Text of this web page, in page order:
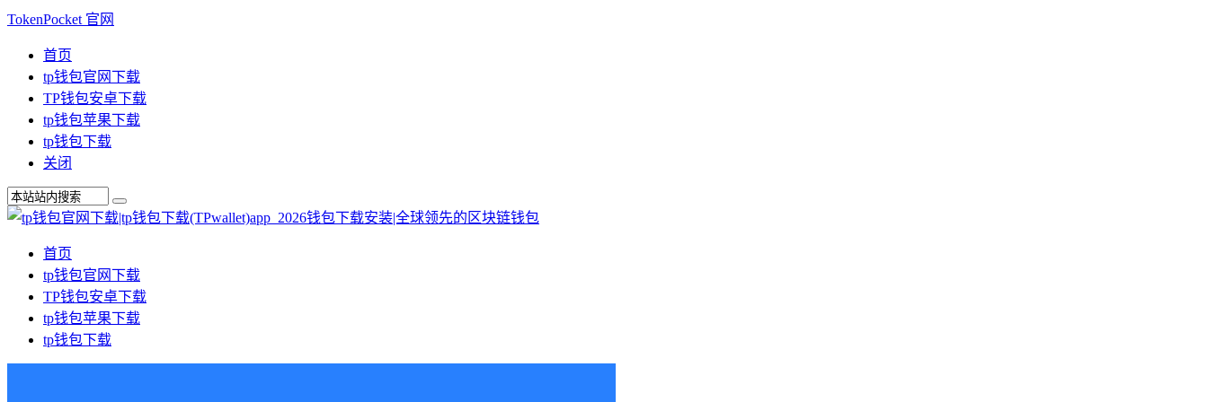
TokenPocket 官网
首页
tp钱包官网下载
TP钱包安卓下载
tp钱包苹果下载
tp钱包下载
关闭
首页
tp钱包官网下载
TP钱包安卓下载
tp钱包苹果下载
tp钱包下载